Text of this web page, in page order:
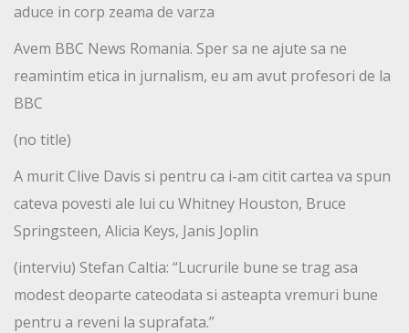
aduce in corp zeama de varza
Avem BBC News Romania. Sper sa ne ajute sa ne
reamintim etica in jurnalism, eu am avut profesori de la
BBC
(no title)
A murit Clive Davis si pentru ca i-am citit cartea va spun
cateva povesti ale lui cu Whitney Houston, Bruce
Springsteen, Alicia Keys, Janis Joplin
(interviu) Stefan Caltia: “Lucrurile bune se trag asa
modest deoparte cateodata si asteapta vremuri bune
pentru a reveni la suprafata.”